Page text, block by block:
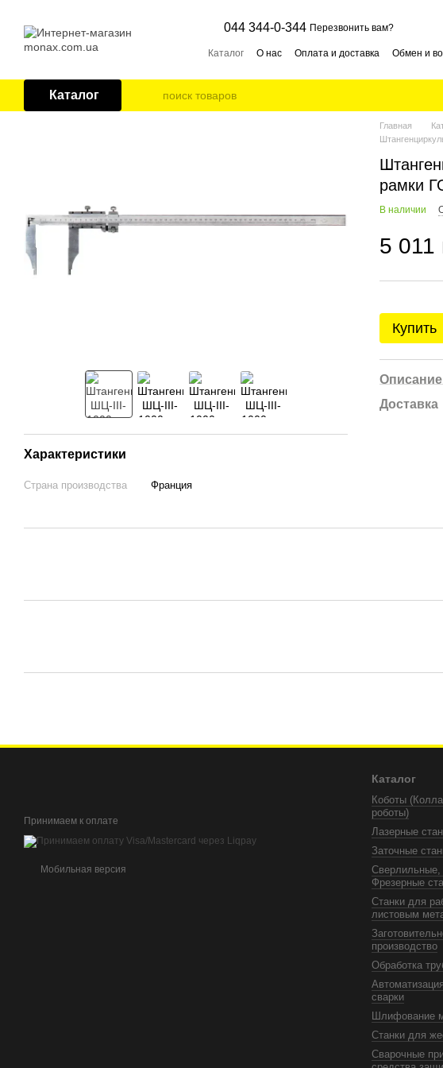
044 344-0-344 Перезвонить вам?
Каталог О нас Оплата и доставка Обмен и
Каталог
Характеристики
Страна производства Франция
Главная
рамки
В наличии
5 011
Купить
Описание
Доставка
Принимаем к оплате
Мобильная версия
Каталог
Коботы
роботы)
Лазерные
Заточные
Сверлильные,
Фрезерные
Станки для
листовым
производство
Обработка
сварки
Шлифование
Станки для
Сварочные